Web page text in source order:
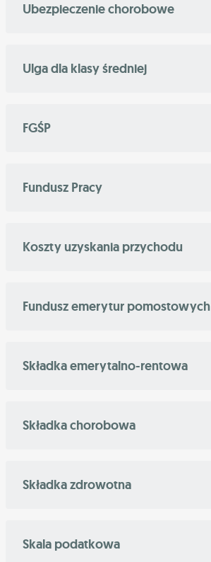
Ubezpieczenie chorobowe
Ulga dla klasy średniej
FGŚP
Fundusz Pracy
Koszty uzyskania przychodu
Fundusz emerytur pomostowych
Składka emerytalno-rentowa
Składka chorobowa
Składka zdrowotna
Skala podatkowa